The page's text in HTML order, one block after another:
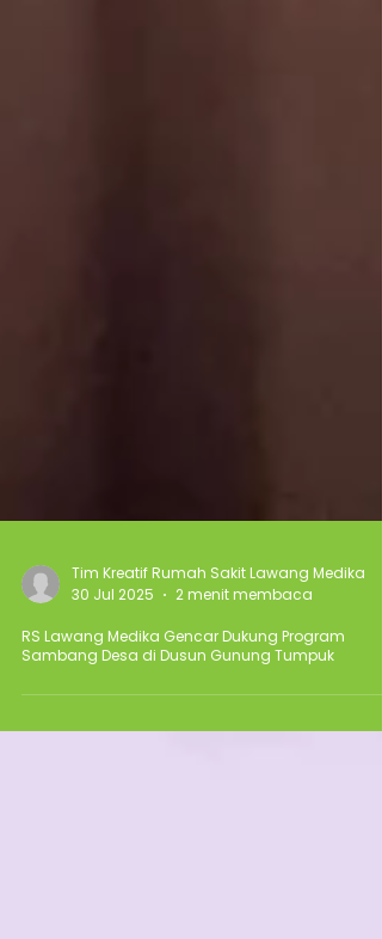
Tim Kreatif Rumah Sakit Lawang Medika
30 Jul 2025
2 menit membaca
RS Lawang Medika Gencar Dukung Program